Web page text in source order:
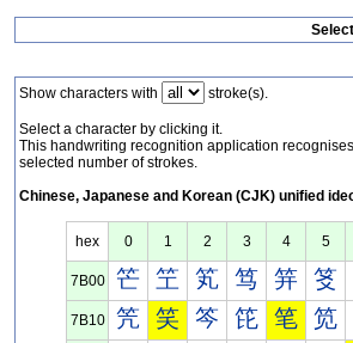
Show characters with stroke(s).
Select a character by clicking it.
This handwriting recognition application
selected number of strokes.
Chinese, Japanese and Korean (CJK) unified
hex 0 1 2 3 4 5
7B00 笀 笁 笂 笃 笄 笅
7B10 笐 笑 笒 笓 笔 笕